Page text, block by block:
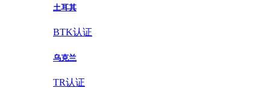
土耳其
BTK认证
乌克兰
TR认证